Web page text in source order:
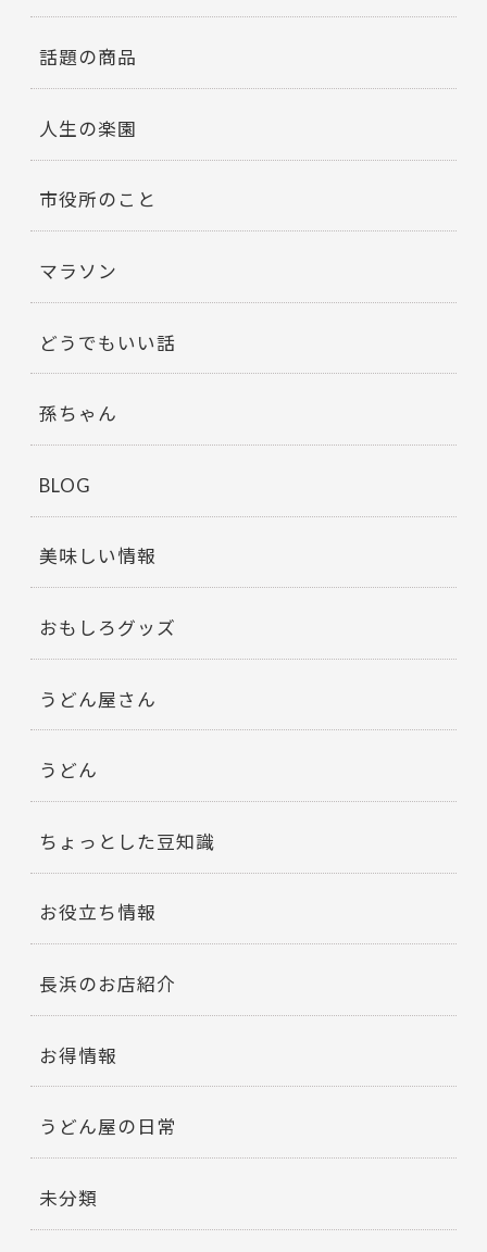
話題の商品
人生の楽園
市役所のこと
マラソン
どうでもいい話
孫ちゃん
BLOG
美味しい情報
おもしろグッズ
うどん屋さん
うどん
ちょっとした豆知識
お役立ち情報
長浜のお店紹介
お得情報
うどん屋の日常
未分類